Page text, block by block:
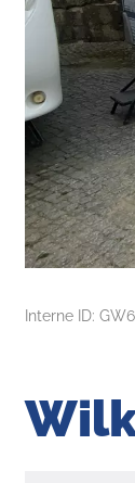
Interne ID: